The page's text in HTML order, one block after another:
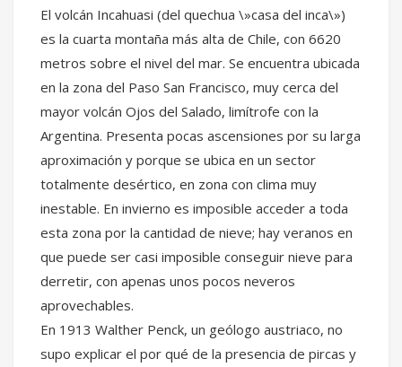
El volcán Incahuasi (del quechua \»casa del inca\»)
es la cuarta montaña más alta de Chile, con 6620
metros sobre el nivel del mar. Se encuentra ubicada
en la zona del Paso San Francisco, muy cerca del
mayor volcán Ojos del Salado, limítrofe con la
Argentina. Presenta pocas ascensiones por su larga
aproximación y porque se ubica en un sector
totalmente desértico, en zona con clima muy
inestable. En invierno es imposible acceder a toda
esta zona por la cantidad de nieve; hay veranos en
que puede ser casi imposible conseguir nieve para
derretir, con apenas unos pocos neveros
aprovechables.
En 1913 Walther Penck, un geólogo austriaco, no
supo explicar el por qué de la presencia de pircas y